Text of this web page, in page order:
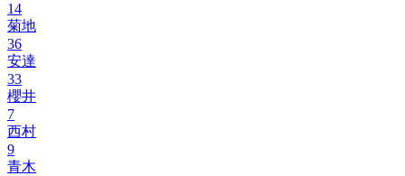
14
菊地
36
安達
33
櫻井
7
西村
9
青木